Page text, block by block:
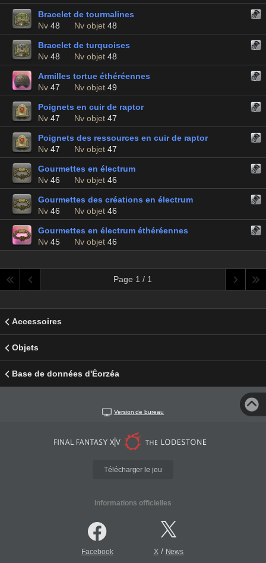
Bracelet de tourmalines
Nv 48 Nv objet 48
Bracelet de turquoises
Nv 48 Nv objet 48
Armilles tortue éthéréennes
Nv 47 Nv objet 49
Poignets en cuir de raptor
Nv 47 Nv objet 47
Poignets des ressources en cuir de raptor
Nv 47 Nv objet 47
Gourmettes en électrum
Nv 46 Nv objet 46
Gourmettes des créations en électrum
Nv 46 Nv objet 46
Gourmettes en électrum éthéréennes
Nv 45 Nv objet 46
Page 1 / 1
Accessoires
Objets
Base de données d'Éorzéa
Version de bureau
Télécharger le jeu
Informations officielles
Facebook X/ News